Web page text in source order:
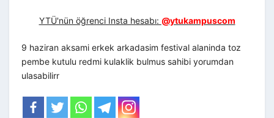
YTÜ'nün öğrenci Insta hesabı: @ytukampuscom
9 haziran aksami erkek arkadasim festival alaninda toz
pembe kutulu redmi kulaklik bulmus sahibi yorumdan
ulasabilirr